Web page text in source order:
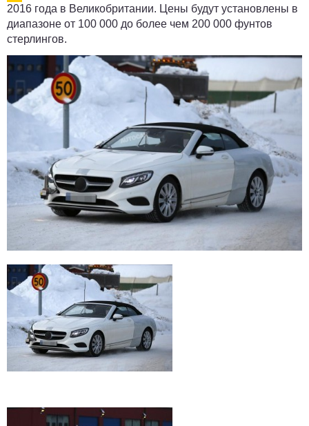
2016 года в Великобритании. Цены будут установлены в
диапазоне от 100 000 до более чем 200 000 фунтов
стерлингов.